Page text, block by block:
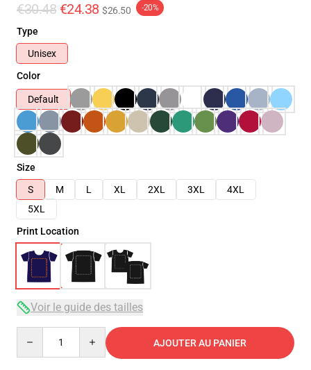
€30.48 €24.38 $26.50 -20%
Type
Unisex
Color
Default
Size
S
M L XL 2XL 3XL
4XL
5XL
Print Location
Voir le guide des tailles
AJOUTER AU PANIER